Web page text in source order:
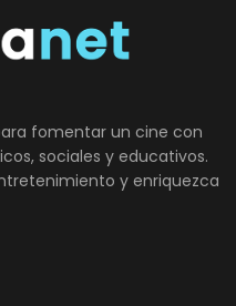
fomentar un cine con
sociales y educativos.
y enriquezca